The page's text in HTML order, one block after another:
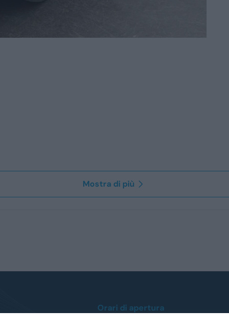
Mostra di più
Orari di apertura